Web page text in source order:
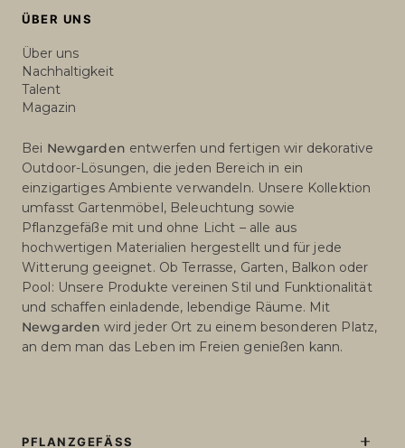
ÜBER UNS
Über uns
Nachhaltigkeit
Talent
Magazin
Bei Newgarden entwerfen und fertigen wir dekorative
Outdoor-Lösungen, die jeden Bereich in ein
einzigartiges Ambiente verwandeln. Unsere Kollektion
umfasst Gartenmöbel, Beleuchtung sowie
Pflanzgefäße mit und ohne Licht – alle aus
hochwertigen Materialien hergestellt und für jede
Witterung geeignet. Ob Terrasse, Garten, Balkon oder
Pool: Unsere Produkte vereinen Stil und Funktionalität
und schaffen einladende, lebendige Räume. Mit
Newgarden wird jeder Ort zu einem besonderen Platz,
an dem man das Leben im Freien genießen kann.
PFLANZGEFÄSS